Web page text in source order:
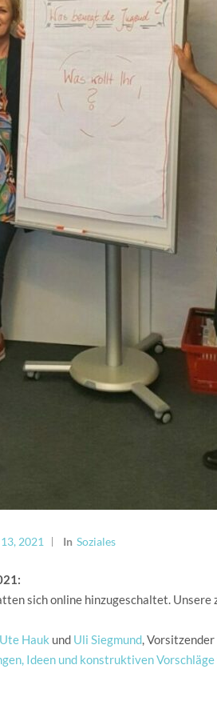
2021 In Soziales
sich online hinzugeschaltet. Unsere
Ute Hauk und Uli Siegmund,
Ideen und konstruktiven